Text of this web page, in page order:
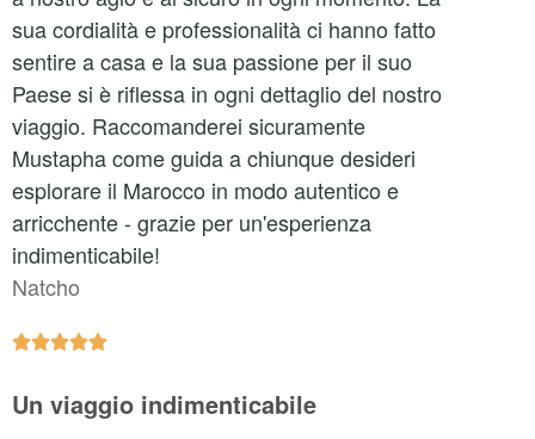
sua cordialità e professionalità ci hanno fatto
sentire a casa e la sua passione per il suo
Paese si è riflessa in ogni dettaglio del nostro
viaggio. Raccomanderei sicuramente
Mustapha come guida a chiunque desideri
esplorare il Marocco in modo autentico e
arricchente - grazie per un'esperienza
indimenticabile!
Natcho

Un viaggio indimenticabile